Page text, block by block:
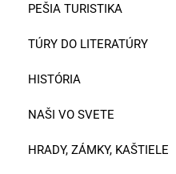
PEŠIA TURISTIKA
TÚRY DO LITERATÚRY
HISTÓRIA
NAŠI VO SVETE
HRADY, ZÁMKY, KAŠTIELE